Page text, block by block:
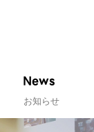
News
お知らせ